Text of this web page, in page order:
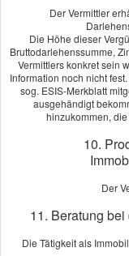
]
Susanne
am 16.09.2022:
Herr Zimmermanns
perfekte Produkt
herzlich bedanke.
empfehle ich sehr
Christian Peukeraus
Ich muss sagen, dass
Der Vermittler
Die Höhe dieser
Bruttodarlehenssumme,
Vermittlers konkret sein
Information noch nicht
sog. ESIS-Merkblatt
ausgehändigt
hinzukommen,
10.
Der
11. Beratung
Die Tätigkeit als